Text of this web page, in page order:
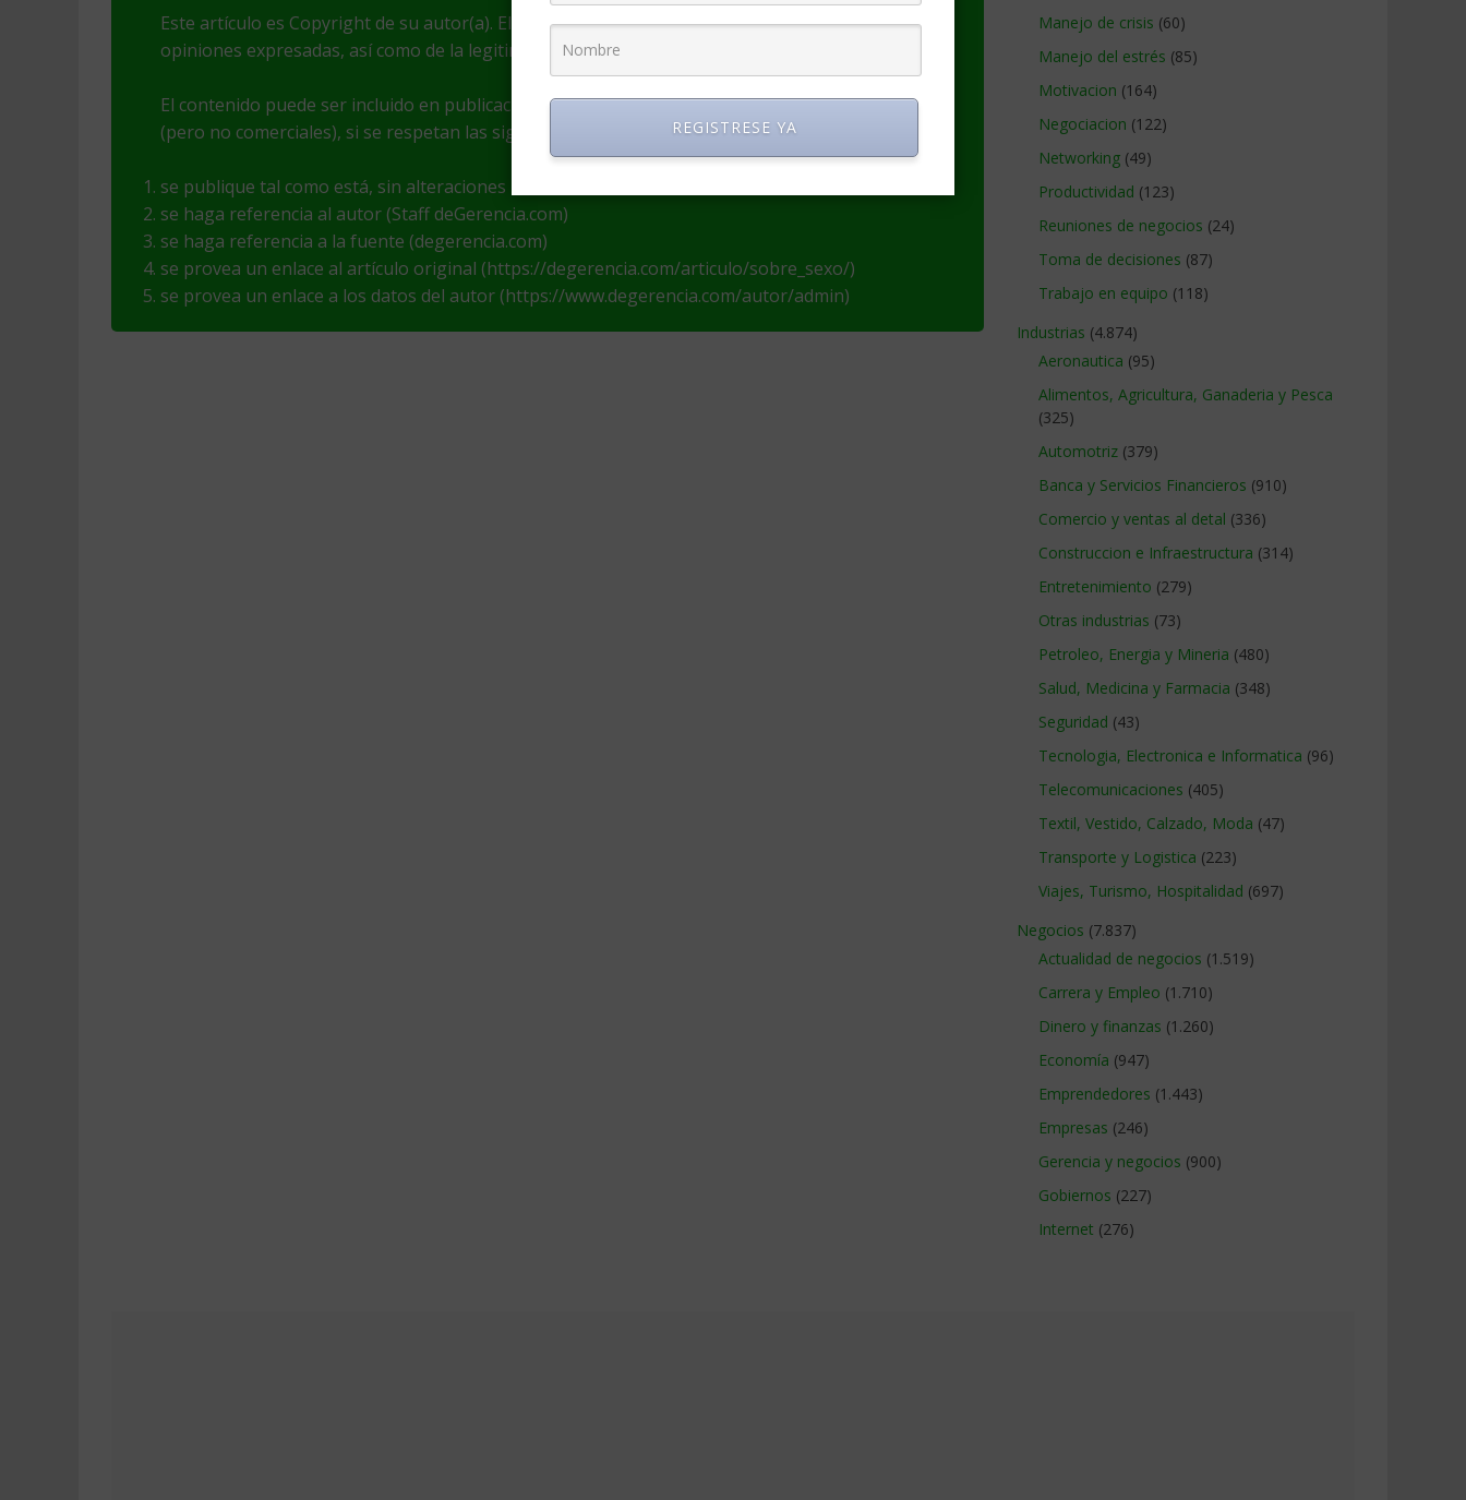
Este artículo es Copyright de su autor(a). El autor(a) es responsable por el contenido y las
opiniones expresadas, así como de la legitimidad de su autoría.
El contenido puede ser incluido en publicaciones o webs con fines informativos y educativos
(pero no comerciales), si se respetan las siguientes condiciones:
se publique tal como está, sin alteraciones
se haga referencia al autor (Staff deGerencia.com)
se haga referencia a la fuente (degerencia.com)
se provea un enlace al artículo original (https://degerencia.com/articulo/sobre_sexo/)
se provea un enlace a los datos del autor (https://www.degerencia.com/autor/admin)
Manejo de crisis (60)
Manejo del estrés (85)
Motivacion (164)
Negociacion (122)
Networking (49)
Productividad (123)
Reuniones de negocios (24)
Toma de decisiones (87)
Trabajo en equipo (118)
Industrias (4.874)
Aeronautica (95)
Alimentos, Agricultura, Ganaderia y Pesca
(325)
Automotriz (379)
Banca y Servicios Financieros (910)
Comercio y ventas al detal (336)
Construccion e Infraestructura (314)
Entretenimiento (279)
Otras industrias (73)
Petroleo, Energia y Mineria (480)
Salud, Medicina y Farmacia (348)
Seguridad (43)
Tecnologia, Electronica e Informatica (96)
Telecomunicaciones (405)
Textil, Vestido, Calzado, Moda (47)
Transporte y Logistica (223)
Viajes, Turismo, Hospitalidad (697)
Negocios (7.837)
Actualidad de negocios (1.519)
Carrera y Empleo (1.710)
Dinero y finanzas (1.260)
Economía (947)
Emprendedores (1.443)
Empresas (246)
Gerencia y negocios (900)
Gobiernos (227)
Internet (276)
REGISTRESE YA